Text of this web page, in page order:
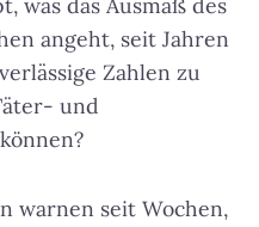
was das Ausmaß des
angeht, seit Jahren
Zahlen zu
und
warnen seit Wochen,